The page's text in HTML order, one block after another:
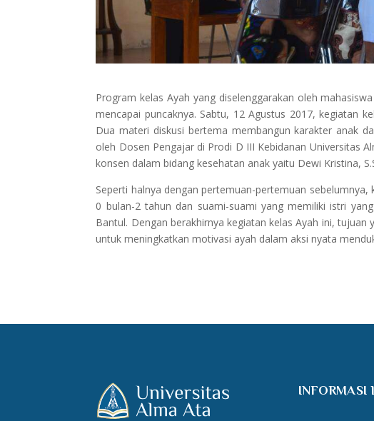
Program kelas Ayah yang diselenggarakan oleh
mencapai puncaknya. Sabtu, 12 Agustus 2017, kegiatan
Dua materi diskusi bertema membangun karakter anak
oleh Dosen Pengajar di Prodi D III Kebidanan Universitas
konsen dalam bidang kesehatan anak yaitu Dewi Kristina,
Seperti halnya dengan pertemuan-pertemuan
0 bulan-2 tahun dan suami-suami yang memiliki istri
Bantul. Dengan berakhirnya kegiatan kelas Ayah ini,
untuk meningkatkan motivasi ayah dalam aksi nyata
INFORMASI